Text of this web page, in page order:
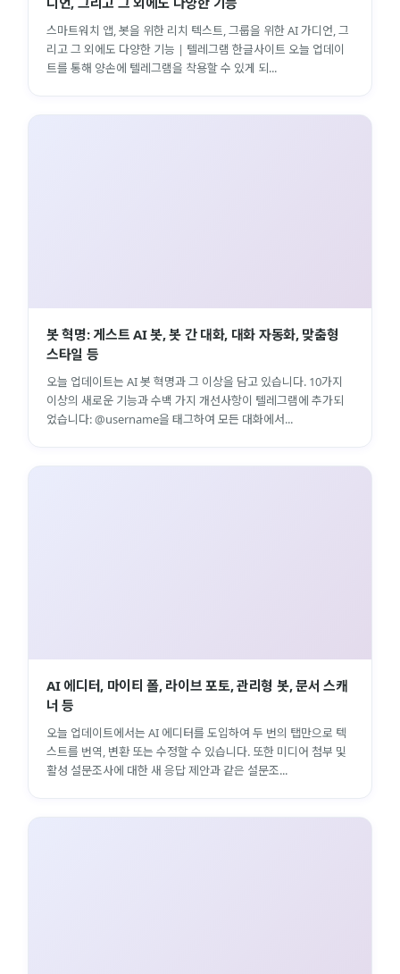
스마트워치 앱, 봇을 위한 리치 텍스트, 그룹을 위한 AI 가디언, 그
리고 그 외에도 다양한 기능 | 텔레그램 한글사이트 오늘 업데이
트를 통해 양손에 텔레그램을 착용할 수 있게 되...
봇 혁명: 게스트 AI 봇, 봇 간 대화, 대화 자동화, 맞춤형
스타일 등
오늘 업데이트는 AI 봇 혁명과 그 이상을 담고 있습니다. 10가지
이상의 새로운 기능과 수백 가지 개선사항이 텔레그램에 추가되
었습니다: @username을 태그하여 모든 대화에서...
AI 에디터, 마이티 폴, 라이브 포토, 관리형 봇, 문서 스캐
너 등
오늘 업데이트에서는 AI 에디터를 도입하여 두 번의 탭만으로 텍
스트를 번역, 변환 또는 수정할 수 있습니다. 또한 미디어 첨부 및
활성 설문조사에 대한 새 응답 제안과 같은 설문조...